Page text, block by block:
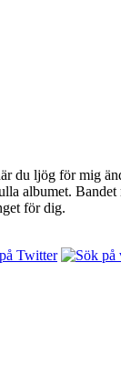
du ljög för mig
albumet.
för dig.